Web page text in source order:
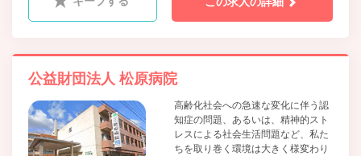
公益財団法人 松原病院
高齢化社会への急速な変化に伴う認
知症の問題、あるいは、精神的スト
レスによる社会生活問題など、私た
ちを取り巻く環境は大きく様変わり